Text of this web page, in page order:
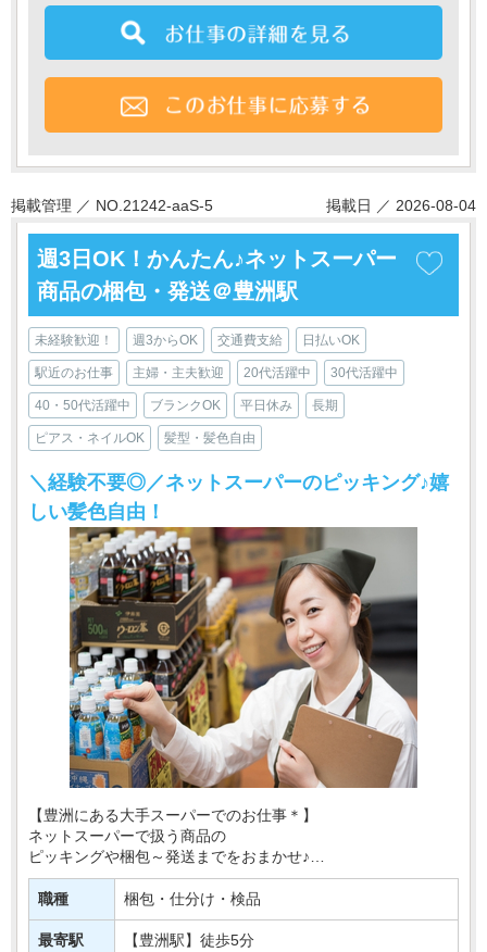
掲載管理 ／ NO.21242-aaS-5 掲載日 ／ 2026-08-04
週3日OK！かんたん♪ネットスーパー
商品の梱包・発送＠豊洲駅
未経験歓迎！ 週3からOK 交通費支給 日払いOK
駅近のお仕事 主婦・主夫歓迎 20代活躍中 30代活躍中
40・50代活躍中 ブランクOK 平日休み 長期
ピアス・ネイルOK 髪型・髪色自由
＼経験不要◎／ネットスーパーのピッキング♪嬉
しい髪色自由！
【豊洲にある大手スーパーでのお仕事＊】
ネットスーパーで扱う商品の
ピッキングや梱包～発送までをおまかせ♪
ネットでの注文を見て、
商品を配送用の入れ物に詰めていきます◎
職種 梱包・仕分け・検品
最寄駅 【豊洲駅】徒歩5分